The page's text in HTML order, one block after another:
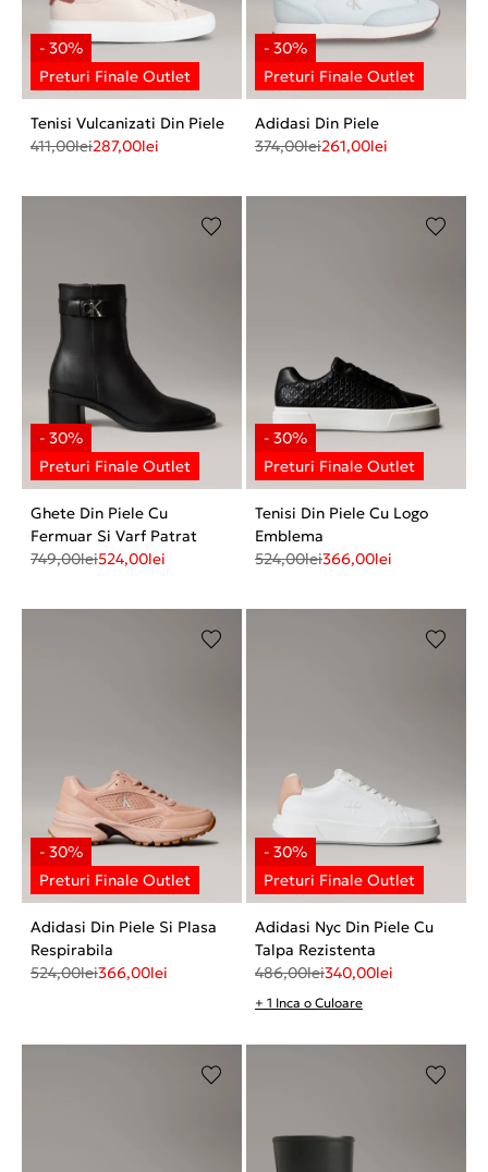
Tenisi Vulcanizati Din Piele
411,00lei287,00lei
Adidasi Din Piele
374,00lei261,00lei
Ghete Din Piele Cu
Fermuar Si Varf Patrat
749,00lei524,00lei
Tenisi Din Piele Cu Logo
Emblema
524,00lei366,00lei
Adidasi Din Piele Si Plasa
Respirabila
524,00lei366,00lei
Adidasi Nyc Din Piele Cu
Talpa Rezistenta
486,00lei340,00lei
+ 1 Inca o Culoare